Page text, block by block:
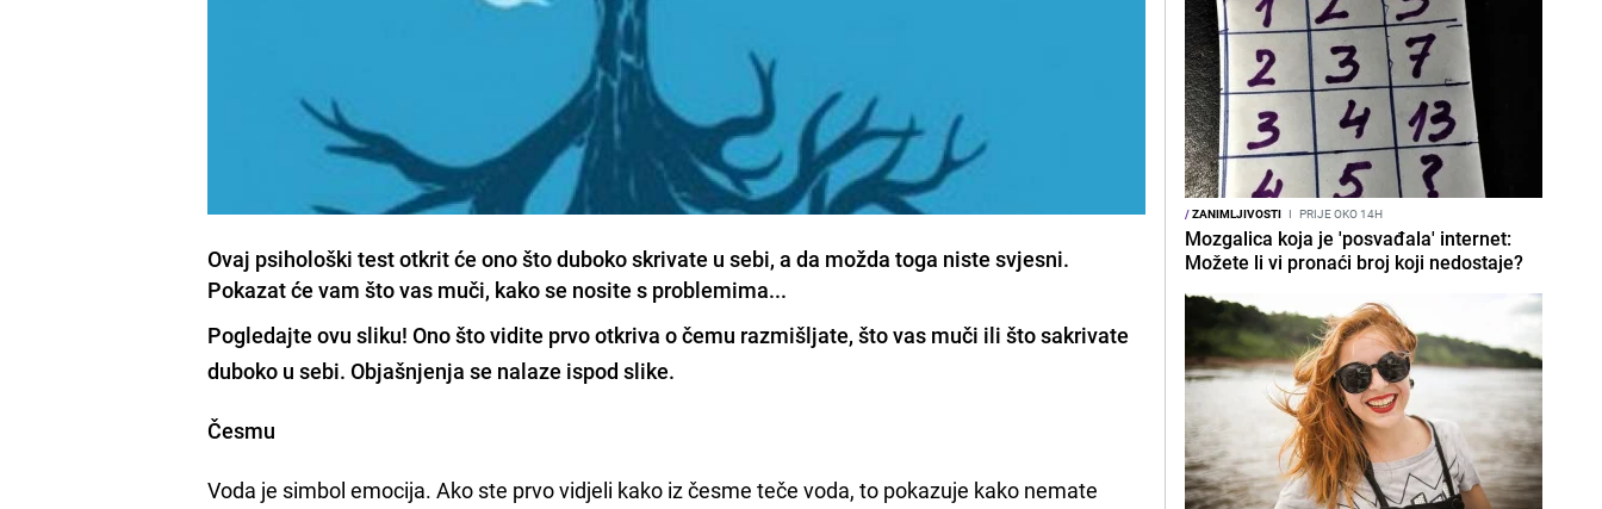
Ovaj psihološki test otkrit će ono što duboko skrivate u sebi, a da možda toga niste svjesni.
Pokazat će vam što vas muči, kako se nosite s problemima...
Pogledajte ovu sliku! Ono što vidite prvo otkriva o čemu razmišljate, što vas muči ili što sakrivate
duboko u sebi. Objašnjenja se nalaze ispod slike.
Česmu
Voda je simbol emocija. Ako ste prvo vidjeli kako iz česme teče voda, to pokazuje kako nemate
/ZANIMLJIVOSTI I PRIJE OKO 14H
Mozgalica koja je 'posvađala' internet:
Možete li vi pronaći broj koji nedostaje?